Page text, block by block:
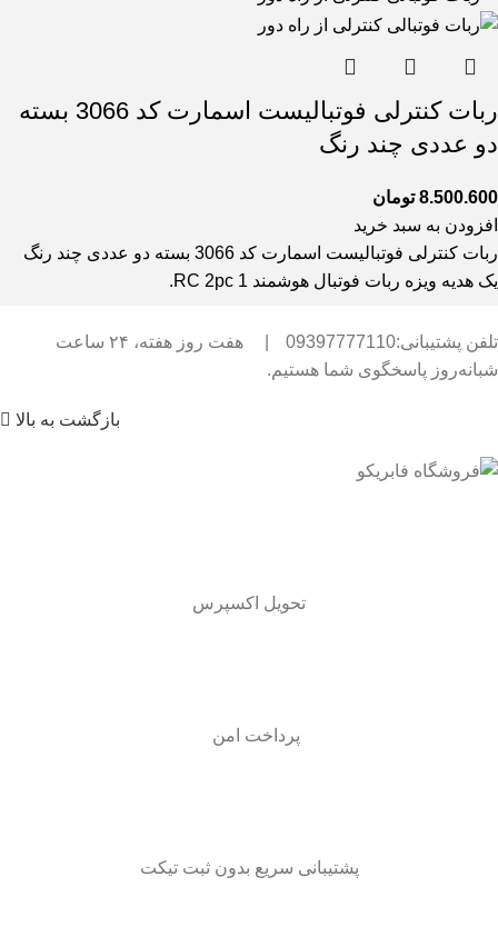
ربات کنترلی فوتبالیست اسمارت کد 3066 بسته
دو عددی چند رنگ
8.500.600 تومان
افزودن به سبد خرید
ربات کنترلی فوتبالیست اسمارت کد 3066 بسته دو عددی چند رنگ
یک هدیه ویزه ربات فوتبال هوشمند RC 2pc 1.
تلفن پشتیبانی:09397777110
هفت روز هفته، ۲۴ ساعت
شبانه‌روز پاسخگوی شما هستیم.
بازگشت به بالا
تحویل اکسپرس
پرداخت امن
پشتیبانی سریع بدون ثبت تیکت